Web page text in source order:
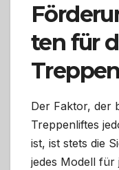
ten für
Der Faktor, der
Treppenliftes
ist, ist stets die
jedes Modell für